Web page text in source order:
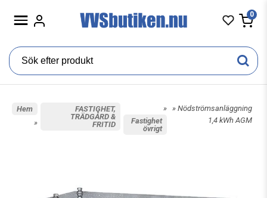
0
Hem
»
FASTIGHET,
TRÄDGÅRD &
FRITID
»
Fastighet
övrigt
» Nödströmsanläggning
1,4 kWh AGM